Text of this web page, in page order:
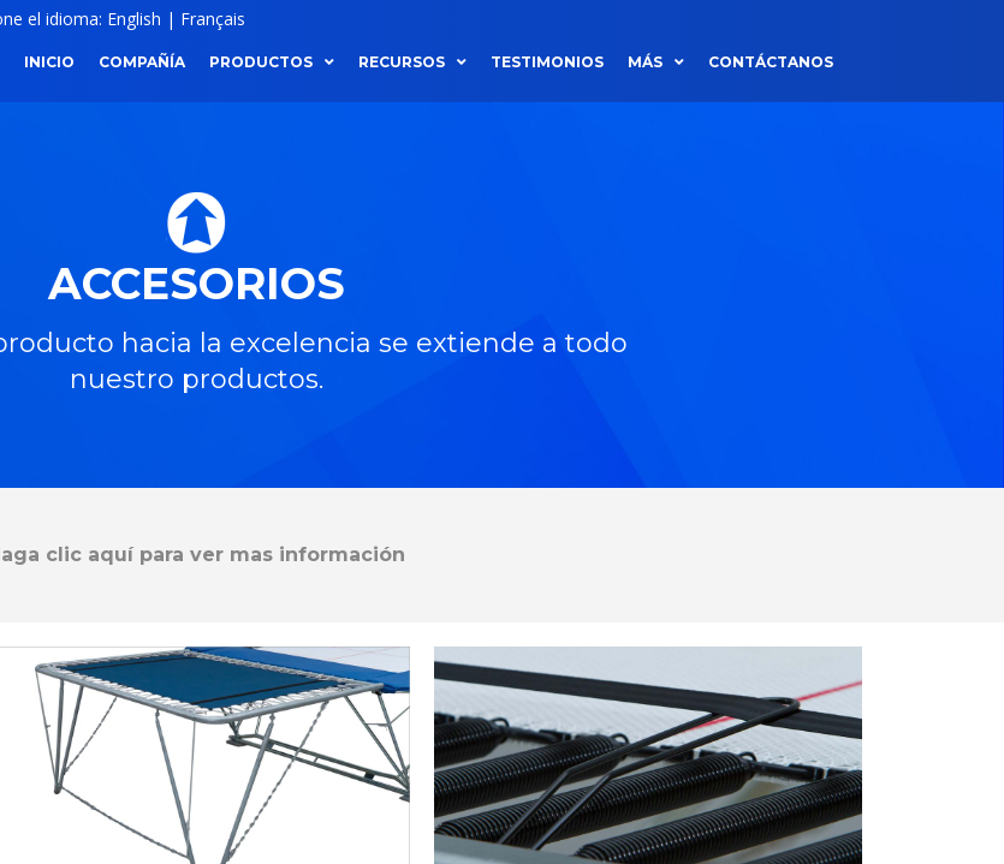
el idioma: English | Français
INICIO COMPAÑÍA PRODUCTOS RECURSOS TESTIMONIOS MÁS CONTÁCTANOS
ACCESORIOS
hacia la excelencia se extiende a todo
nuestro productos.
clic aquí para ver mas información